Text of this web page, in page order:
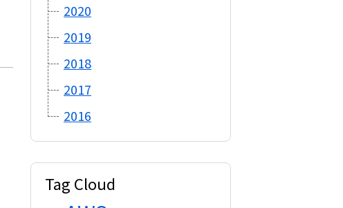
2020
2019
2018
2017
2016
Tag Cloud